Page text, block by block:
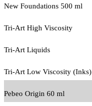
New Foundations 500 ml
Tri-Art High Viscosity
Tri-Art Liquids
Tri-Art Low Viscosity (Inks)
Pebeo Origin 60 ml